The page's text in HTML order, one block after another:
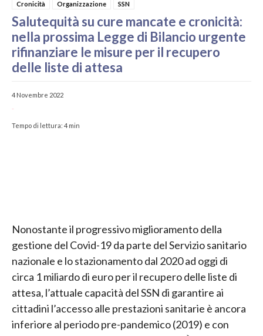
Cronicità Organizzazione SSN
Salutequità su cure mancate e cronicità:
nella prossima Legge di Bilancio urgente
rifinanziare le misure per il recupero
delle liste di attesa
4 Novembre 2022
-
Tempo di lettura: 4 min
Nonostante il progressivo miglioramento della
gestione del Covid-19 da parte del Servizio sanitario
nazionale e lo stazionamento dal 2020 ad oggi di
circa 1 miliardo di euro per il recupero delle liste di
attesa, l’attuale capacità del SSN di garantire ai
cittadini l’accesso alle prestazioni sanitarie è ancora
inferiore al periodo pre-pandemico (2019) e con